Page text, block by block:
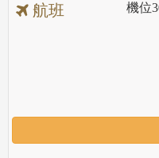
航班 機位